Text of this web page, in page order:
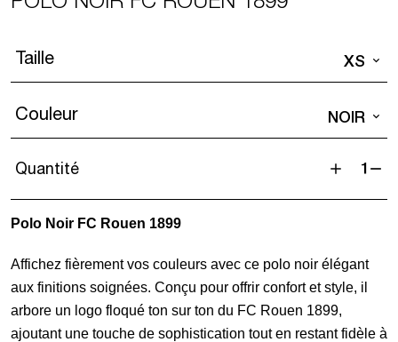
Taille XS
Couleur NOIR
Quantité
de
Polo
Noir
FC
ROUEN
1899
Polo Noir FC Rouen 1899
Affichez fièrement vos couleurs avec ce polo noir élégant
aux finitions soignées. Conçu pour offrir confort et style, il
arbore un logo floqué ton sur ton du FC Rouen 1899,
ajoutant une touche de sophistication tout en restant fidèle à